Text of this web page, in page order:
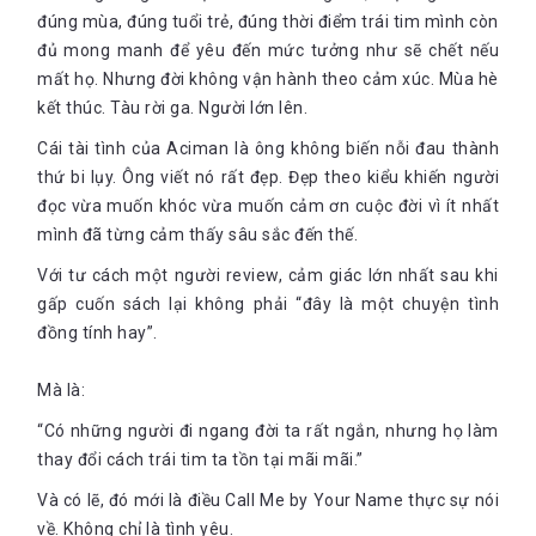
anh là niềm mơ ước của bao nhiêu cô gái khi gặp mặt, luôn để
lại ấn tượng về sự chắc chắn với người đối diện và với Elio cũng
không ngoại lệ. Anh chàng đã say Oliver ngay từ cái nhìn đầu
tiên:
cổ áo rộng phanh ra, kinh râm, mũ rơm, chỗ nào cũng thấy
da. Đột nhiên anh bắt tay tôi, dúi vào tôi cái ba lô, lấy va li
ra khỏi cốp xe, hỏi bố tôi có nhà không.
Cái áo, tay áo xắn lên, đôi gót chân tròn của anh thò ra
thụt vào đôi giày vải bạt đã sờn, háo hức muốn đi thử vào
lối sỏi dẫn vào nhà chúng tôi, vừa bước đi đã vội hỏi
đường nào ra bãi biển?
Khác với Elio trẻ tuổi bồng bột, luôn bộc lộ những khát khao
thầm kín ra ngoài thì Oliver lại trầm tĩnh, thông minh sắc sảo
đến ngạc nhiên. Anh luôn biết mình phải làm gì và kìm nén
cảm xúc quá tốt. Anh chặn đứng mọi cảm xúc và tín hiệu phát
ra từ Elio bằng thái độ dửng dưng và câu cửa miệng later (để
đúng mùa, đúng tuổi trẻ, đúng thời điểm trái tim mình còn
đủ mong manh để yêu đến mức tưởng như sẽ chết nếu
mất họ. Nhưng đời không vận hành theo cảm xúc. Mùa hè
kết thúc. Tàu rời ga. Người lớn lên.
Cái tài tình của Aciman là ông không biến nỗi đau thành
thứ bi lụy. Ông viết nó rất đẹp. Đẹp theo kiểu khiến người
đọc vừa muốn khóc vừa muốn cảm ơn cuộc đời vì ít nhất
mình đã từng cảm thấy sâu sắc đến thế.
Với tư cách một người review, cảm giác lớn nhất sau khi
gấp cuốn sách lại không phải “đây là một chuyện tình
đồng tính hay”.
Mà là:
“Có những người đi ngang đời ta rất ngắn, nhưng họ làm
thay đổi cách trái tim ta tồn tại mãi mãi.”
Và có lẽ, đó mới là điều Call Me by Your Name thực sự nói
về. Không chỉ là tình yêu.